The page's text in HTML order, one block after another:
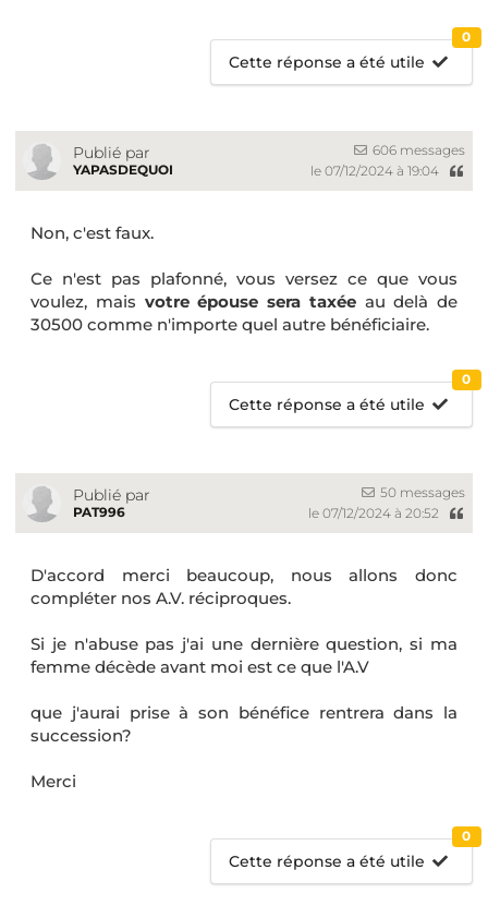
Cette réponse a été utile
0
Publié par
YAPASDEQUOI
606 messages
le 07/12/2024 à 19:04
Non, c'est faux.
Ce n'est pas plafonné, vous versez ce que vous
voulez, mais votre épouse sera taxéeau delà de
30500 comme n'importe quel autre bénéficiaire.
Cette réponse a été utile
0
Publié par
PAT996
50 messages
le 07/12/2024 à 20:52
D'accord merci beaucoup, nous allons donc
compléter nos A.V. réciproques.
Si je n'abuse pas j'ai une dernière question, si ma
femme décède avant moi est ce que l'A.V
que j'aurai prise à son bénéfice rentrera dans la
succession?
Merci
Cette réponse a été utile
0